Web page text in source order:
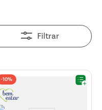
Filtrar
-10%